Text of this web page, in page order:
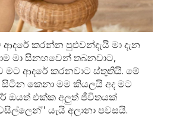
කරන්න පුළුවන්දැයි මා දැන
මා සිනහවෙන් තබනවාට,
ආදරේ කරනවාට ස්තුතියි. මේ
කෙනා මම කියලයි අද මට
ඔයත් එක්ක අලුත් ජීවිතයක්
යැයි අලානා පවසයි.